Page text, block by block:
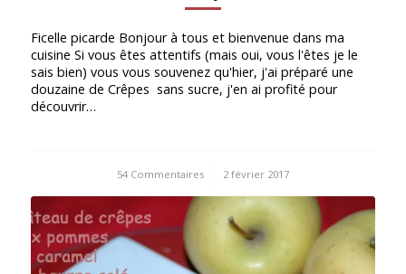
Ficelle picarde Bonjour à tous et bienvenue dans ma
cuisine Si vous êtes attentifs (mais oui, vous l'êtes je le
sais bien) vous vous souvenez qu'hier, j'ai préparé une
douzaine de Crêpes sans sucre, j'en ai profité pour
découvrir…
54 Commentaires
/ 2 février 2017